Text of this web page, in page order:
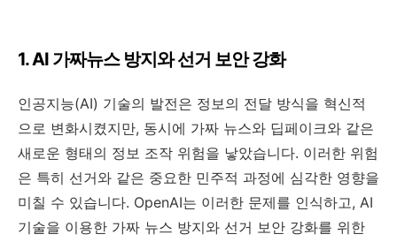
1. AI 가짜뉴스 방지와 선거 보안 강화
인공지능(AI) 기술의 발전은 정보의 전달 방식을 혁신적
으로 변화시켰지만, 동시에 가짜 뉴스와 딥페이크와 같은
새로운 형태의 정보 조작 위험을 낳았습니다. 이러한 위험
은 특히 선거와 같은 중요한 민주적 과정에 심각한 영향을
미칠 수 있습니다. OpenAI는 이러한 문제를 인식하고, AI
기술을 이용한 가짜 뉴스 방지와 선거 보안 강화를 위한